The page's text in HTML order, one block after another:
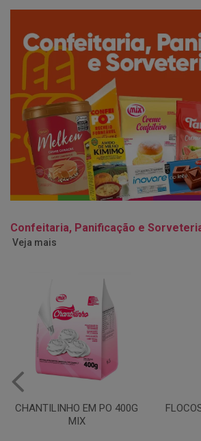
Confeitaria, Panificação e
Veja mais
CHANTILINHO EM PO 400G
MIX